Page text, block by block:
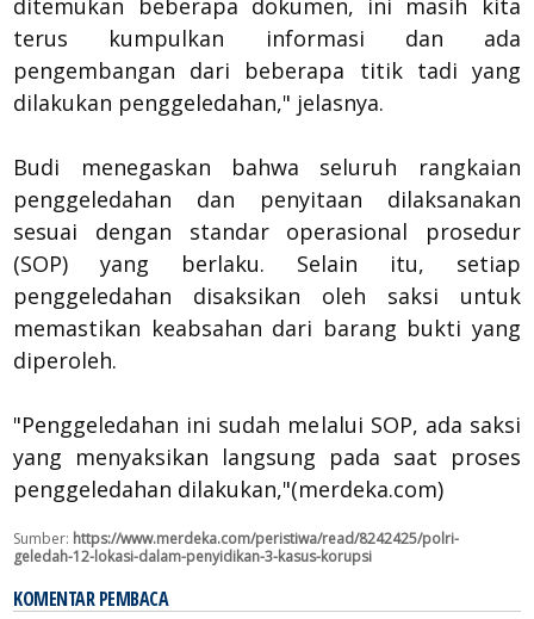
ditemukan beberapa dokumen, ini masih kita
terus kumpulkan informasi dan ada
pengembangan dari beberapa titik tadi yang
dilakukan penggeledahan," jelasnya.
Budi menegaskan bahwa seluruh rangkaian
penggeledahan dan penyitaan dilaksanakan
sesuai dengan standar operasional prosedur
(SOP) yang berlaku. Selain itu, setiap
penggeledahan disaksikan oleh saksi untuk
memastikan keabsahan dari barang bukti yang
diperoleh.
"Penggeledahan ini sudah melalui SOP, ada saksi
yang menyaksikan langsung pada saat proses
penggeledahan dilakukan,"(merdeka.com)
Sumber: https://www.merdeka.com/peristiwa/read/8242425/polri-
geledah-12-lokasi-dalam-penyidikan-3-kasus-korupsi
KOMENTAR PEMBACA